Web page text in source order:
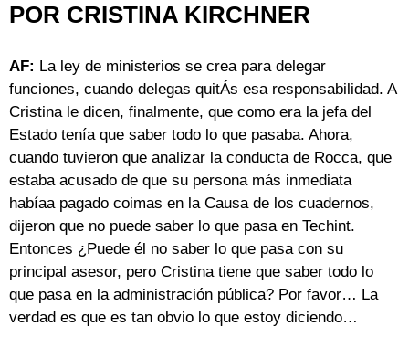
POR CRISTINA KIRCHNER
AF: La ley de ministerios se crea para delegar
funciones, cuando delegas quitÁs esa responsabilidad. A
Cristina le dicen, finalmente, que como era la jefa del
Estado tenía que saber todo lo que pasaba. Ahora,
cuando tuvieron que analizar la conducta de Rocca, que
estaba acusado de que su persona más inmediata
habíaa pagado coimas en la Causa de los cuadernos,
dijeron que no puede saber lo que pasa en Techint.
Entonces ¿Puede él no saber lo que pasa con su
principal asesor, pero Cristina tiene que saber todo lo
que pasa en la administración pública? Por favor… La
verdad es que es tan obvio lo que estoy diciendo…